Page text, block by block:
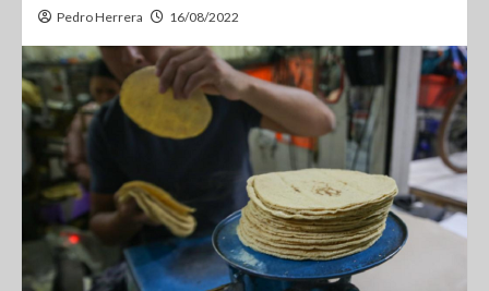
Pedro Herrera 16/08/2022